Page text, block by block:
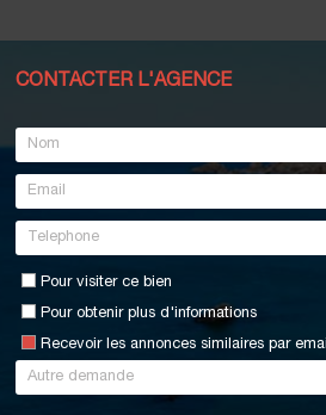
CONTACTER L'AGENCE
Pour visiter ce bien
Pour obtenir plus d'informations
Recevoir les annonces similaires par email